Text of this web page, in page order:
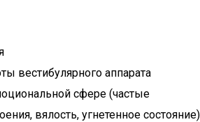
вестибулярного аппарата
сфере (частые
вялость, угнетенное состояние)